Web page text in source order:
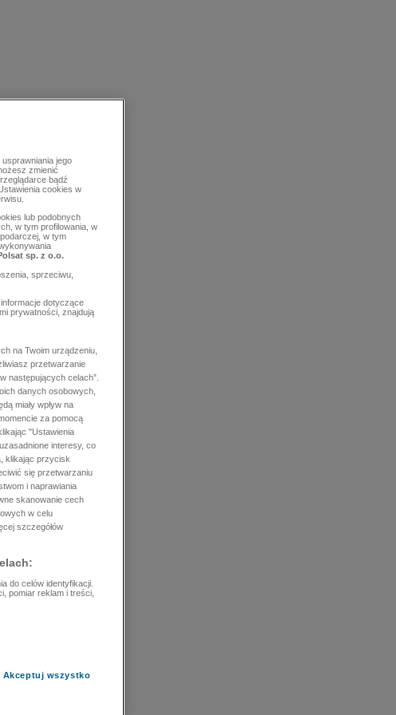
jego
zmienić
bądź
cookies w
lub podobnych
w tym profilowania, w
w tym
sp. z o.o.
sprzeciwu,
dotyczące
prywatności, znajdują
na Twoim urządzeniu,
przetwarzanie
następujących celach”.
danych osobowych,
miały wpływ na
za pomocą
"Ustawienia
interesy, co
klikając przycisk
się przetwarzaniu
i naprawiania
skanowanie cech
w celu
szczegółów
do celów identyfikacji.
pomiar reklam i treści,
Akceptuj wszystko